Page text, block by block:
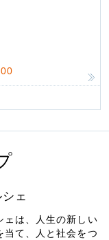
ェ
ェは、人生の新しい
当て、人と社会をつ